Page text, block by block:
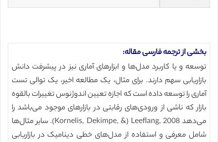
بخشی از ترجمه فارسی مقاله:
توسعه و یا کاربرد مدل‌ها و ابزارهای آماری نیز در پیشرفت دانش
بازاریابی سهم دارند. برای مثال، یک مطالعه اخیر، یک توالی تست
آماری را توسعه داده است که اجازه تعیین اندوژنوس تغییرات بالقوه
بازار که ناشی از ورودی‌های رقابتی در بازارهای موجود می‌باشد را
می‌دهد Kornelis, Dekimpe, &) Leeflang, 2008). سایر مثال‌ها
شامل معرفی و استفاده از مدل‌های خطی دینامیک در بازاریابی